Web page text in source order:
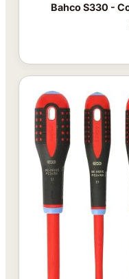
Bahco S330 -